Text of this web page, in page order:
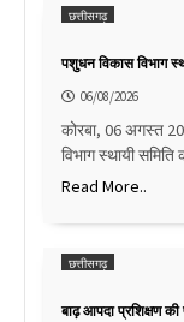
छत्तीसगढ़
पशुधन विकास विभाग
06/08/2026
कोरबा, 06 अगस्त
विभाग स्थायी
Read More..
छत्तीसगढ़
बाढ़ आपदा प्रशिक्षण की